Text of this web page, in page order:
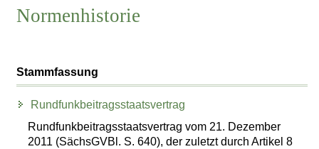
Normenhistorie
Stammfassung
Rundfunkbeitragsstaatsvertrag
Rundfunkbeitragsstaatsvertrag vom 21. Dezember
2011 (SächsGVBl. S. 640), der zuletzt durch Artikel 8